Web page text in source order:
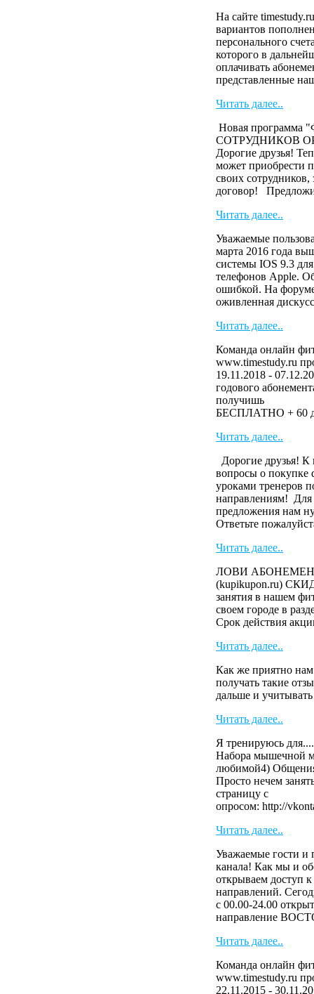
На сайте
вариантов
персонального
которого в
оплачивать
представленные
Читать далее..
Новая
СОТРУДНИКОВ
Дорогие друзья!
может приобрести
своих
договор!
Читать далее..
Уважаемые
марта 2016 года
системы IOS 9.3
телефонов Apple.
ошибкой. На
оживленная
Читать далее..
Команда онлайн
www.timestudy.ru
19.11.2018 -
годового
БЕСПЛАТНО + 60
Читать далее..
Дорогие друзья! К
вопросы о покупке
уроками тренеров
направлениям! Для
предложения нам
Ответьте
Читать далее..
ЛОВИ АБОНЕМЕНТ
(kupikupon.ru)
занятия в нашем
своем городе в
Cрок действия
Читать далее..
Как же приятно
получать такие
дальше и
Читать далее..
Я тренируюсь
Набора мышечной
любимой4)
Просто нечем
страницу с
опросом: http://
Читать далее..
Уважаемые гости и
канала! Как мы и
открываем доступ
направлений.
с 00.00-24.00
направление
Читать далее..
Команда онлайн
www.timestudy.ru
22.11.2015 -